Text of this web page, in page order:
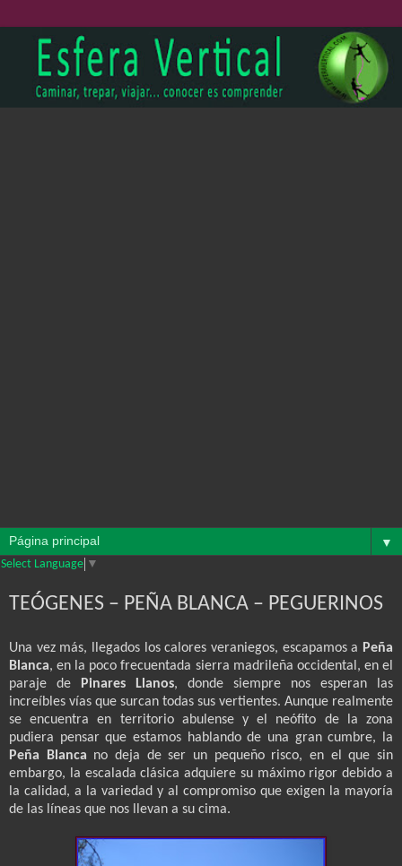
▼
Select Language ▼
TEÓGENES – PEÑA BLANCA – PEGUERINOS
Una vez más, llegados los calores veraniegos, escapamos a Peña
Blanca, en la poco frecuentada sierra madrileña occidental, en el
paraje de
Pinares Llanos, donde siempre nos esperan las
increíbles vías que surcan todas sus vertientes. Aunque realmente
se encuentra en territorio abulense y el neófito de la zona
pudiera pensar que estamos hablando de una gran cumbre, la
Peña Blanca no deja de ser un pequeño risco, en el que sin
embargo, la escalada clásica adquiere su máximo rigor debido a
la calidad, a la variedad y al compromiso que exigen la mayoría
de las líneas que nos llevan a su cima.